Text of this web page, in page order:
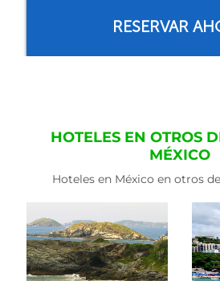
RESERVAR
HOTELES EN OTROS
MÉXICO
Hoteles en México en otros